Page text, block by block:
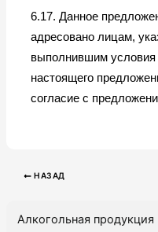
6.17. Данное
адресовано лицам,
выполнившим условия
настоящего
согласие с
НАЗАД
Алкогольная продукция